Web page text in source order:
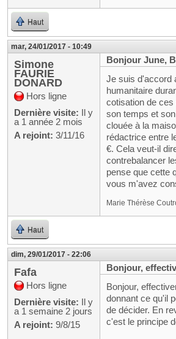
Haut
mar, 24/01/2017 - 10:49
Simone
FAURIE
DONARD
Hors ligne
Dernière visite: Il y
a 1 année 2 mois
A rejoint: 3/11/16
Bonjour June,
Je suis d'accord
humanitaire
cotisation de
son temps et
clouée à la
rédactrice entre
€. Cela veut-il
contrebalancer
pense que cette
vous m'avez
Marie Thérèse
Haut
dim, 29/01/2017 - 22:06
Fafa
Hors ligne
Dernière visite: Il y
a 1 semaine 2 jours
A rejoint: 9/8/15
Bonjour,
Bonjour,
donnant ce qu'il
de décider. En
c'est le principe